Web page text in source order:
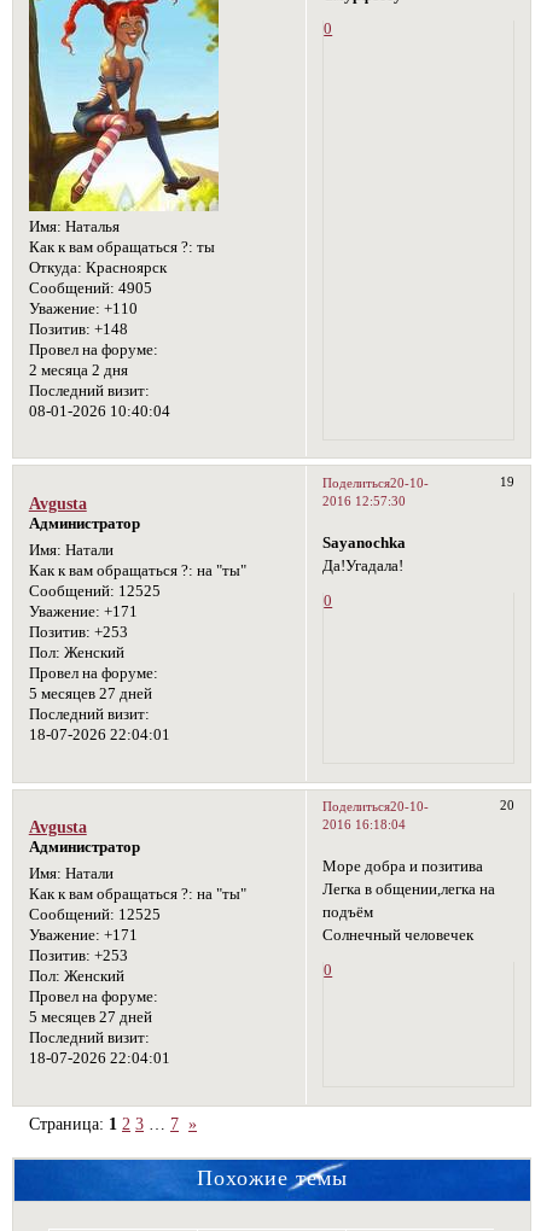
Имя: Наталья
Как к вам обращаться ?: ты
Откуда: Красноярск
Сообщений: 4905
Уважение: +110
Позитив: +148
Провел на форуме:
2 месяца 2 дня
Последний визит:
08-01-2026 10:40:04
0
Поделиться 19
20-10-
2016 12:57:30
Avgusta
Администратор
Имя: Натали
Как к вам обращаться ?: на "ты"
Сообщений: 12525
Уважение: +171
Позитив: +253
Пол: Женский
Провел на форуме:
5 месяцев 27 дней
Последний визит:
18-07-2026 22:04:01
Sayanochka
Да!Угадала!
0
Поделиться 20
20-10-
2016 16:18:04
Avgusta
Администратор
Имя: Натали
Как к вам обращаться ?: на "ты"
Сообщений: 12525
Уважение: +171
Позитив: +253
Пол: Женский
Провел на форуме:
5 месяцев 27 дней
Последний визит:
18-07-2026 22:04:01
Море добра и позитива
Легка в общении,легка на
подъём
Солнечный человечек
0
Страница: 1 2 3 7 »
Похожие темы